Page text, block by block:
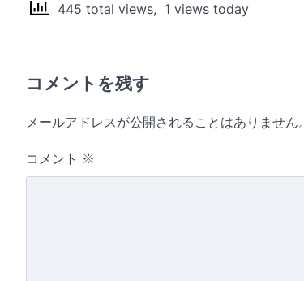
445 total views, 1 views today
コメントを残す
メールアドレスが公開されることはありません。
コメント ※